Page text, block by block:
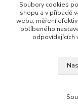
+420 602 223
Soubory cookies
shopu a v případě
webu, měření
oblíbeného
odpovídajících